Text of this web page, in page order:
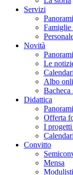
Servizi
Famiglie
Novità
Le
Albo
Bacheca
Didattica
Offerta
I progetti
Convitto
Mensa